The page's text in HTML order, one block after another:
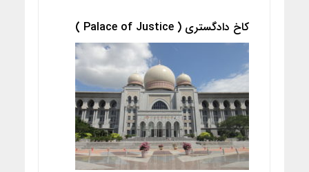
کاخ دادگستری ( Palace of Justice )